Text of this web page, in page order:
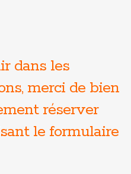
dans les
merci de bien
réserver
le formulaire